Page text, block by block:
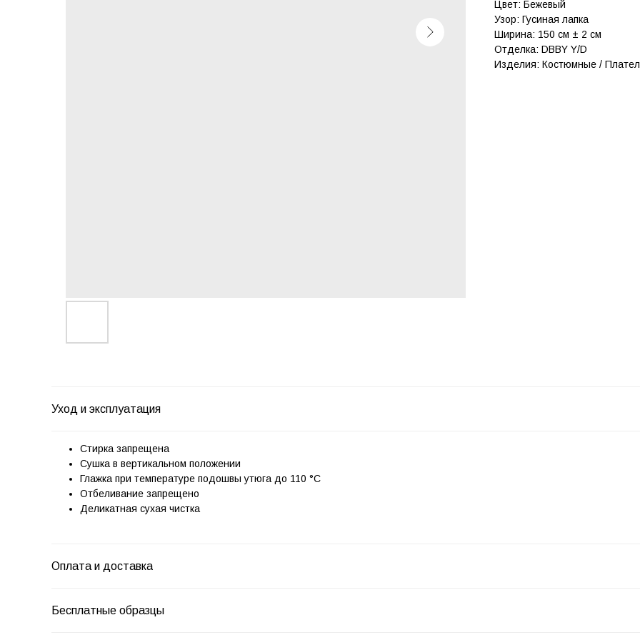
Цвет: Бежевый
Узор: Гусиная лапка
Ширина: 150 см ± 2 см
Отделка: DBBY Y/D
Изделия: Костюмные /
Уход и эксплуатация
Стирка запрещена
Сушка в вертикальном положении
Глажка при температуре подошвы утюга до 110 °C
Отбеливание запрещено
Деликатная сухая чистка
Оплата и доставка
Бесплатные образцы